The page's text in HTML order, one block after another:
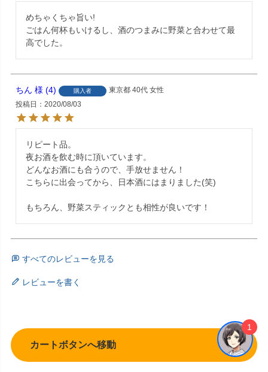
めちゃくちゃ旨い!
ごはん何杯もいけるし、酒のつまみに野菜と合わせて最
高でした。
ちん 4 購入者 東京都 40代 女性
投稿日
2020/08/03
リピート品。
夜お酒を飲む時に頂いています。
どんなお酒にも合うので、手放せません！
こちらに出会ってから、日本酒にはまりました(笑)
もちろん、野菜スティックとも相性が良いです！
すべてのレビューを見る
レビューを書く
カートボタンへ移動
1